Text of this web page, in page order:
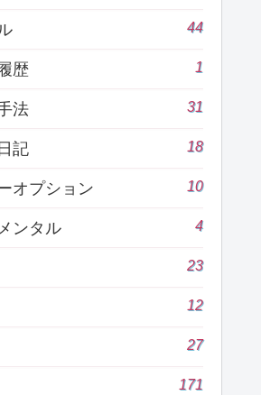
44
歴 1
法 31
記 18
オプション 10
ンタル 4
23
12
27
171